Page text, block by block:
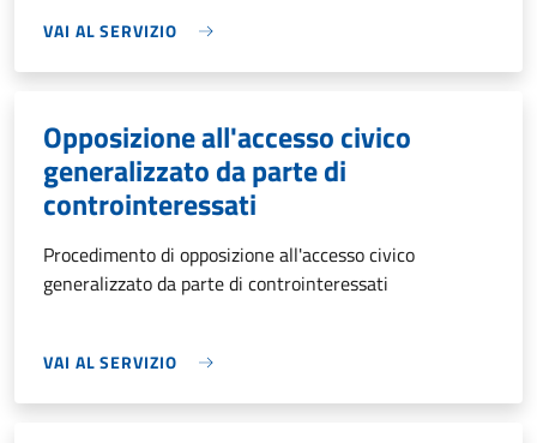
VAI AL SERVIZIO
Opposizione all'accesso civico
generalizzato da parte di
controinteressati
Procedimento di opposizione all'accesso civico
generalizzato da parte di controinteressati
VAI AL SERVIZIO